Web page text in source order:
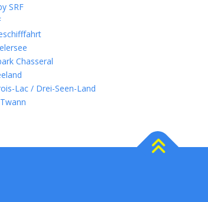
SRF
Chasseral
Lac / Drei-Seen-Land